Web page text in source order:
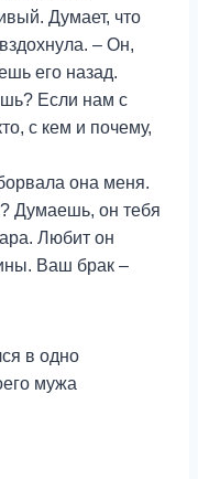
Думает, что
– Он,
его назад.
Если нам с
с кем и почему,
она меня.
Думаешь, он тебя
Любит он
Ваш брак –
в одно
мужа